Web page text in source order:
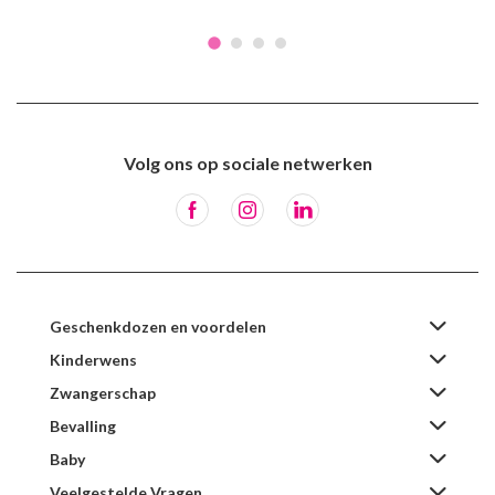
Volg ons op sociale netwerken
Geschenkdozen en voordelen
Kinderwens
Zwangerschap
Bevalling
Baby